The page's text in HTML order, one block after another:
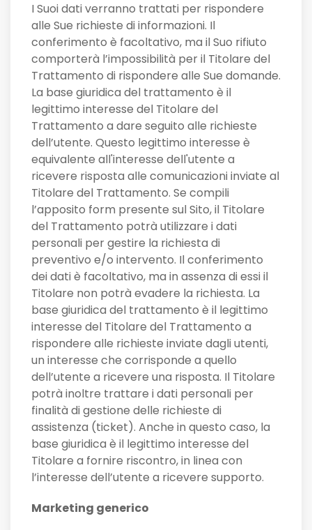
I Suoi dati verranno trattati per rispondere
alle Sue richieste di informazioni. Il
conferimento è facoltativo, ma il Suo rifiuto
comporterà l’impossibilità per il Titolare del
Trattamento di rispondere alle Sue domande.
La base giuridica del trattamento è il
legittimo interesse del Titolare del
Trattamento a dare seguito alle richieste
dell’utente. Questo legittimo interesse è
equivalente all'interesse dell'utente a
ricevere risposta alle comunicazioni inviate al
Titolare del Trattamento. Se compili
l’apposito form presente sul Sito, il Titolare
del Trattamento potrà utilizzare i dati
personali per gestire la richiesta di
preventivo e/o intervento. Il conferimento
dei dati è facoltativo, ma in assenza di essi il
Titolare non potrà evadere la richiesta. La
base giuridica del trattamento è il legittimo
interesse del Titolare del Trattamento a
rispondere alle richieste inviate dagli utenti,
un interesse che corrisponde a quello
dell’utente a ricevere una risposta. Il Titolare
potrà inoltre trattare i dati personali per
finalità di gestione delle richieste di
assistenza (ticket). Anche in questo caso, la
base giuridica è il legittimo interesse del
Titolare a fornire riscontro, in linea con
l’interesse dell’utente a ricevere supporto.
Marketing generico